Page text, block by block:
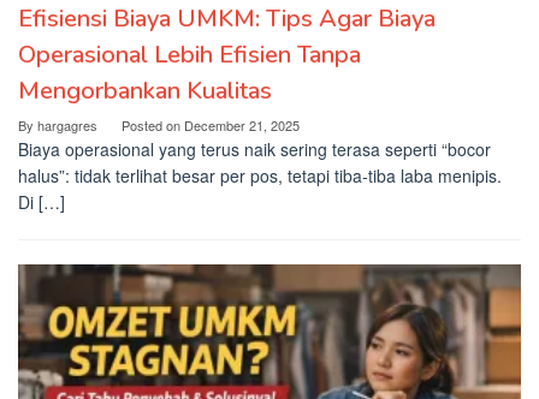
Efisiensi Biaya UMKM: Tips Agar Biaya
Operasional Lebih Efisien Tanpa
Mengorbankan Kualitas
By hargagres Posted on December 21, 2025
Biaya operasional yang terus naik sering terasa seperti “bocor
halus”: tidak terlihat besar per pos, tetapi tiba-tiba laba menipis.
Di […]